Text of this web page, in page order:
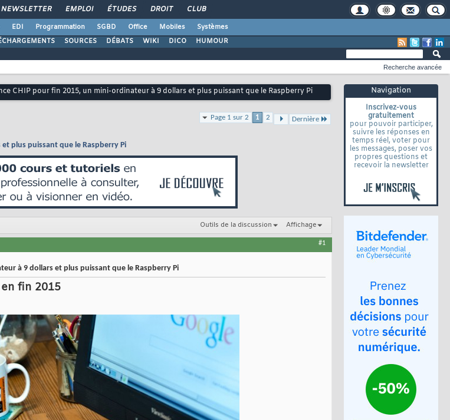
NEWSLETTER EMPLOI ÉTUDES DROIT CLUB
EDI Programmation SGBD Office Mobiles
Systèmes
SOURCES DÉBATS WIKI DICO HUMOUR
Navigation
Inscrivez-vous
gratuitement
pour pouvoir participer,
suivre les réponses en
temps réel, voter pour
les messages, poser vos
propres questions et
recevoir la newsletter
Recherche avancée
CHIP pour fin 2015, un mini-ordinateur à 9 dollars et plus puissant que le Raspberry Pi
Page 1 sur 2 1 2 Dernière
plus puissant que le Raspberry Pi
Outils de la discussion Affichage
#1
à 9 dollars et plus puissant que le Raspberry Pi
fin 2015